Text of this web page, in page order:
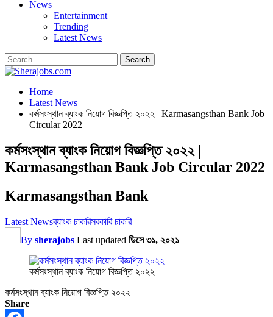
News
Entertainment
Trending
Latest News
Home
Latest News
কর্মসংস্থান ব্যাংক নিয়োগ বিজ্ঞপ্তি ২০২২ | Karmasangsthan Bank Job
Circular 2022
কর্মসংস্থান ব্যাংক নিয়োগ বিজ্ঞপ্তি ২০২২ |
Karmasangsthan Bank Job Circular 2022
Karmasangsthan Bank
Latest Newsব্যাংক চাকরিসরকারি চাকরি
By sherajobs Last updated ডিসে ৩১, ২০২১
কর্মসংস্থান ব্যাংক নিয়োগ বিজ্ঞপ্তি ২০২২
কর্মসংস্থান ব্যাংক নিয়োগ বিজ্ঞপ্তি ২০২২
Share